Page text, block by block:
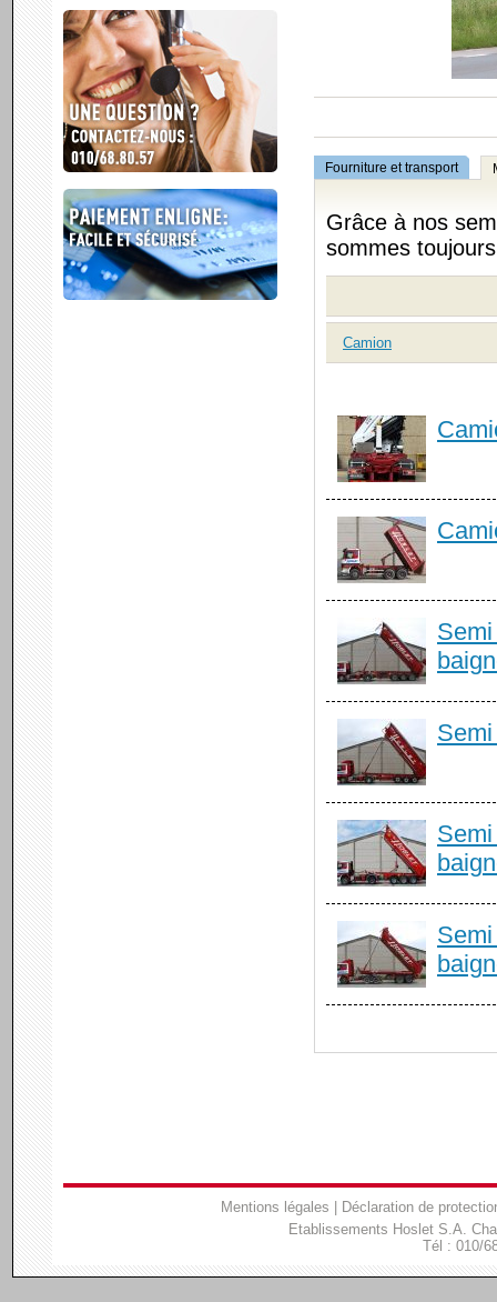
Fourniture et transport
Grâce à nos
sommes
Camion
Mentions légales
Déclaration de
Etablissements Hoslet S.A.
Tél : 010/